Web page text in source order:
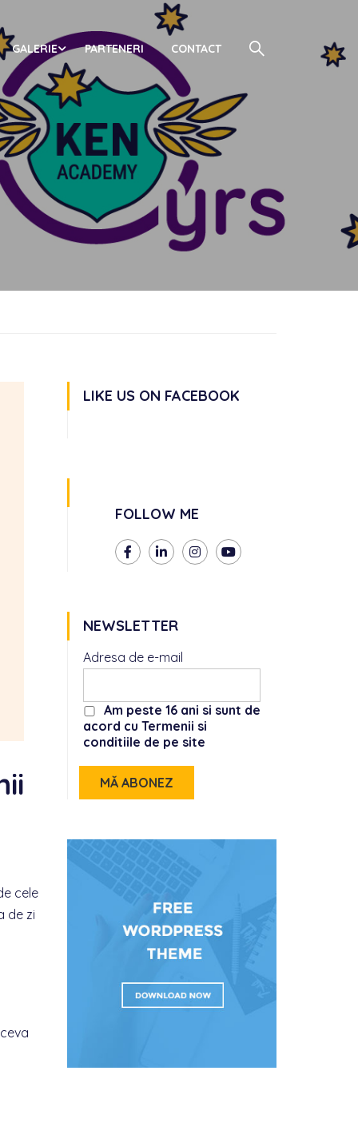
GALERIE PARTENERI CONTACT
cele
de zi
LIKE US ON FACEBOOK
FOLLOW ME
NEWSLETTER
Adresa de e-mail
Am peste 16 ani si sunt de
acord cu Termenii si
conditiile de pe site